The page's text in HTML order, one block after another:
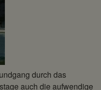
durch das
auch die aufwendige